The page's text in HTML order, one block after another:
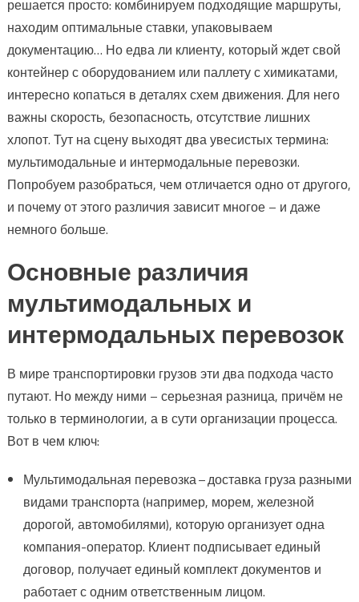
решается просто: комбинируем подходящие маршруты,
находим оптимальные ставки, упаковываем
документацию… Но едва ли клиенту, который ждет свой
контейнер с оборудованием или паллету с химикатами,
интересно копаться в деталях схем движения. Для него
важны скорость, безопасность, отсутствие лишних
хлопот. Тут на сцену выходят два увесистых термина:
мультимодальные и интермодальные перевозки.
Попробуем разобраться, чем отличается одно от другого,
и почему от этого различия зависит многое – и даже
немного больше.
Основные различия
мультимодальных и
интермодальных перевозок
В мире транспортировки грузов эти два подхода часто
путают. Но между ними – серьезная разница, причём не
только в терминологии, а в сути организации процесса.
Вот в чем ключ:
Мультимодальная перевозка – доставка груза разными
видами транспорта (например, морем, железной
дорогой, автомобилями), которую организует одна
компания-оператор. Клиент подписывает единый
договор, получает единый комплект документов и
работает с одним ответственным лицом.